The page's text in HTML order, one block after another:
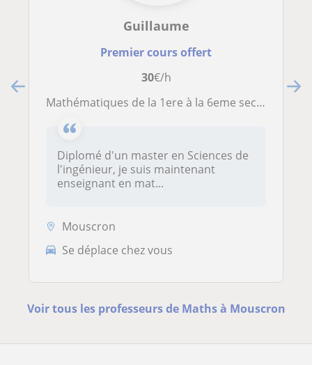
Guillaume
Premier cours offert
30€/h
Mathématiques de la 1ere à la 6eme secondaire
Diplomé d'un master en Sciences de
l'ingénieur, je suis maintenant
enseignant en mat...
Mouscron
Se déplace chez vous
Voir tous les professeurs de Maths à Mouscron